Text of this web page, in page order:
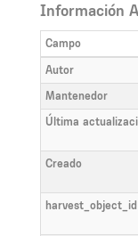
Información
Campo
Autor
Mantenedor
Última
Creado
harvest_object_id